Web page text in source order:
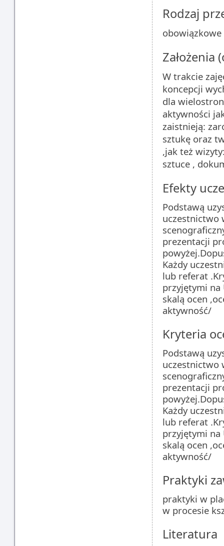
Rodzaj
obowiązkowe
Założenia
W trakcie
koncepcji
dla
aktywności
zaistnieją:
sztukę oraz
,jak też
sztuce ,
Efekty
Podstawą
uczestnictwo
prezentacji
Każdy
lub referat
przyjętymi na
skalą ocen
aktywność/
Kryteria
Podstawą
uczestnictwo
prezentacji
Każdy
lub referat
przyjętymi na
skalą ocen
aktywność/
Praktyki
praktyki w
w procesie
Literatura